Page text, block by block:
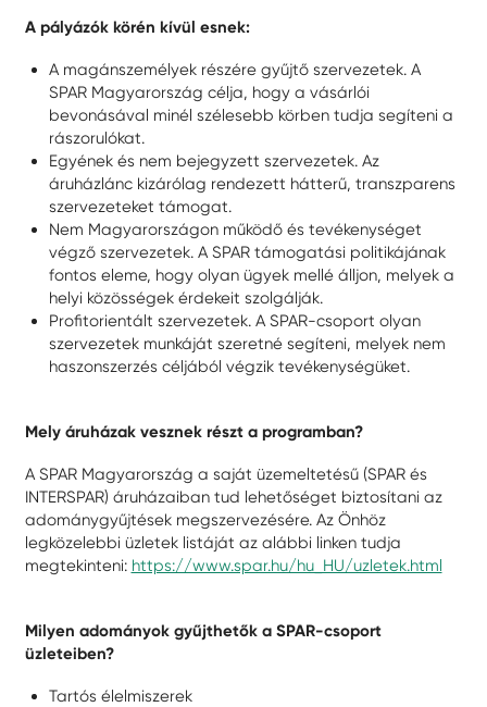
A pályázók körén kívül esnek:
A magánszemélyek részére gyűjtő szervezetek. A
SPAR Magyarország célja, hogy a vásárlói
bevonásával minél szélesebb körben tudja segíteni a
rászorulókat.
Egyének és nem bejegyzett szervezetek. Az
áruházlánc kizárólag rendezett hátterű, transzparens
szervezeteket támogat.
Nem Magyarországon működő és tevékenységet
végző szervezetek. A SPAR támogatási politikájának
fontos eleme, hogy olyan ügyek mellé álljon, melyek a
helyi közösségek érdekeit szolgálják.
Profitorientált szervezetek. A SPAR-csoport olyan
szervezetek munkáját szeretné segíteni, melyek nem
haszonszerzés céljából végzik tevékenységüket.
Mely áruházak vesznek részt a programban?
A SPAR Magyarország a saját üzemeltetésű (SPAR és
INTERSPAR) áruházaiban tud lehetőséget biztosítani az
adománygyűjtések megszervezésére. Az Önhöz
legközelebbi üzletek listáját az alábbi linken tudja
megtekinteni: https://www.spar.hu/hu_HU/uzletek.html
Milyen adományok gyűjthetők a SPAR-csoport
üzleteiben?
Tartós élelmiszerek